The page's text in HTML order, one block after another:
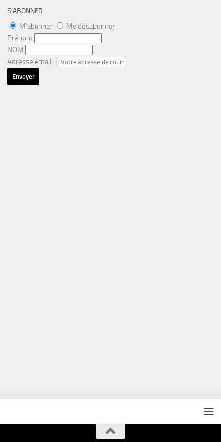
S’ABONNER
M'abonner
Me désabonner
Prénom
NOM
Adresse email : :